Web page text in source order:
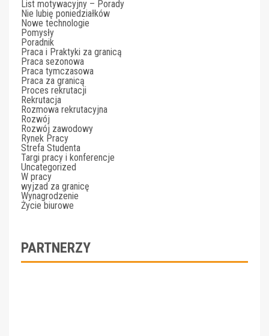
List motywacyjny – Porady
Nie lubię poniedziałków
Nowe technologie
Pomysły
Poradnik
Praca i Praktyki za granicą
Praca sezonowa
Praca tymczasowa
Praca za granicą
Proces rekrutacji
Rekrutacja
Rozmowa rekrutacyjna
Rozwój
Rozwój zawodowy
Rynek Pracy
Strefa Studenta
Targi pracy i konferencje
Uncategorized
W pracy
wyjzad za granicę
Wynagrodzenie
Życie biurowe
PARTNERZY